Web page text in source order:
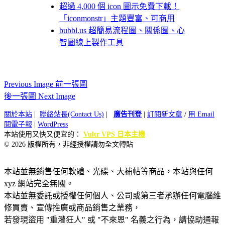
超過 4,000 個 icon 圖示免費下載！
「iconmonstr」主題豐富、可商用
bubbl.us 超簡易流程圖、關係圖、心
智圖線上製作工具
Previous Image 前一張圖
後一張圖 Next Image
關於本站 聯絡站長(Contact Us) 廣告刊登| 訂閱新文章 / 用 Email
閱電子報
WordPress
本站使用又快又便宜的： Vultr VPS 日本主機
© 2026 版權所有，非經授權請勿全文轉貼
本站並無銷售任何軟體、光碟、大補帖等商品，本站與任何
xyz 網站完全無關。
本站並無委託或授權任何個人、公司或第三者承辦任何電腦維
修買賣、宣傳推廣或商品銷售之業務，
若發現盜用 "重灌狂人" 或 "不來恩" 名義之行為，請協助通報